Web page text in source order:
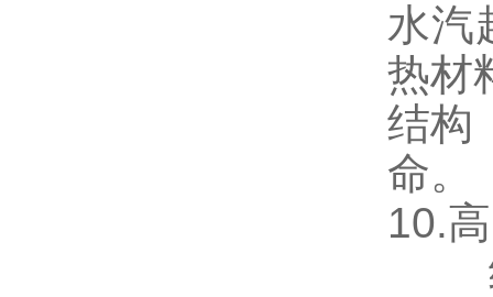
水汽
热材
结构
命。
10.
经